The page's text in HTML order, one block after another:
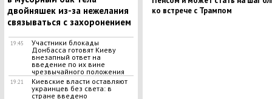
двойняшек из-за нежелания
связываться с захоронением
19:45
Участники блокады
Донбасса готовят Киеву
внезапный ответ на
введение по их вине
чрезвычайного положения
19:21
Киевские власти оставляют
украинцев без света: в
стране введено
ко встрече с Трампом